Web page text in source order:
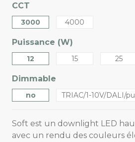
CCT
3000 4000
Puissance (W)
12 15 25
Dimmable
no TRIAC/1-10V/DALI/
Soft est un downlight LED
avec un rendu des couleurs